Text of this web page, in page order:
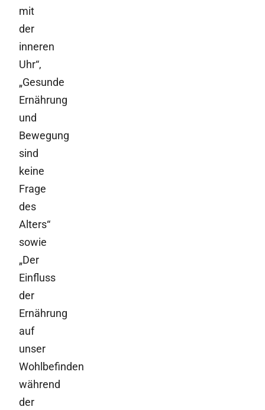
mit
der
inneren
Uhr“,
„Gesunde
Ernährung
und
Bewegung
sind
keine
Frage
des
Alters“
sowie
„Der
Einfluss
der
Ernährung
auf
unser
Wohlbefinden
während
der